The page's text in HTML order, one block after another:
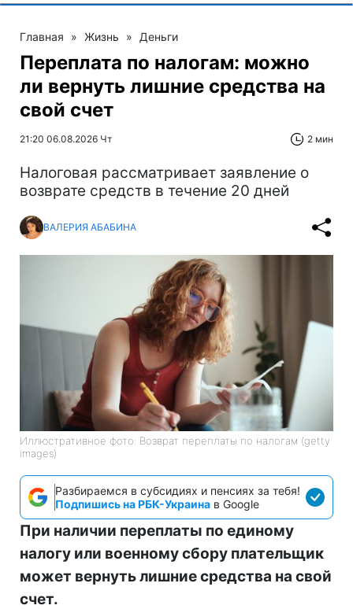
Главная » Жизнь » Деньги
Переплата по налогам: можно
ли вернуть лишние средства на
свой счет
21:20 06.08.2026 Чт 2 мин
Налоговая рассматривает заявление о
возврате средств в течение 20 дней
ВАЛЕРИЯ АБАБИНА
Иллюстративное фото: Возврат переплаты по налогам (getty
images)
Разбираемся в субсидиях и пенсиях за тебя!
Подпишись на РБК-Украина в Google
При наличии переплаты по единому
налогу или военному сбору плательщик
может вернуть лишние средства на свой
счет.